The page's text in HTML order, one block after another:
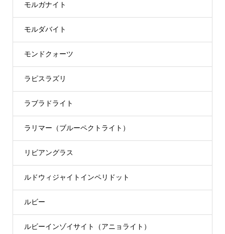
モルガナイト
モルダバイト
モンドクォーツ
ラピスラズリ
ラブラドライト
ラリマー（ブルーペクトライト）
リビアングラス
ルドウィジャイトインペリドット
ルビー
ルビーインゾイサイト（アニョライト）